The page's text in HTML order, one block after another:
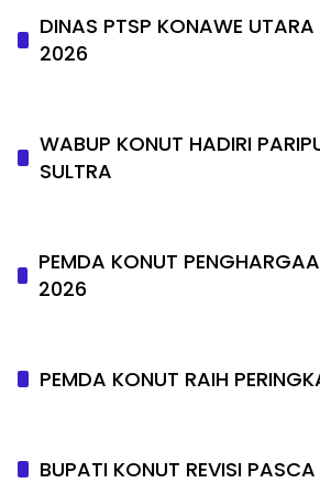
DINAS PTSP KONAWE UTARA
2026
WABUP KONUT HADIRI
SULTRA
PEMDA KONUT
2026
PEMDA KONUT RAIH
BUPATI KONUT REVISI